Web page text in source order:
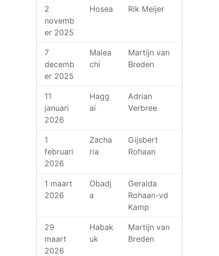
2
novemb
er 2025
Hosea Rik Meijer
7
decemb
er 2025
Malea
chi
Martijn van
Breden
11
januari
2026
Hagg
aï
Adrian
Verbree
1
februari
2026
Zacha
ria
Gijsbert
Rohaan
1 maart
2026
Obadj
a
Geralda
Rohaan-vd
Kamp
29
maart
2026
Habak
uk
Martijn van
Breden